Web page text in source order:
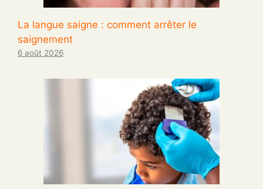
La langue saigne : comment arrêter le
saignement
6 août 2026